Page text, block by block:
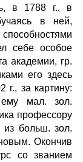
в 1788 г., в
в ней,
себе особое
академии, гр.
его здесь
за картину:
мал. зол.
профессору
из больш. зол.
Окончив
со званием